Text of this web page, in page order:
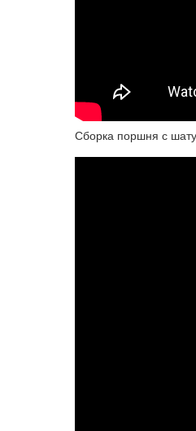
Сборка поршня с